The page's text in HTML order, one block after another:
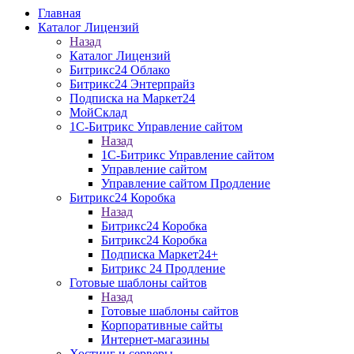
Главная
Каталог Лицензий
Назад
Каталог Лицензий
Битрикс24 Облако
Битрикс24 Энтерпрайз
Подписка на Маркет24
МойСклад
1С-Битрикс Управление сайтом
Назад
1С-Битрикс Управление сайтом
Управление cайтом
Управление сайтом Продление
Битрикс24 Коробка
Назад
Битрикс24 Коробка
Битрикс24 Коробка
Подписка Маркет24+
Битрикс 24 Продление
Готовые шаблоны сайтов
Назад
Готовые шаблоны сайтов
Корпоративные сайты
Интернет-магазины